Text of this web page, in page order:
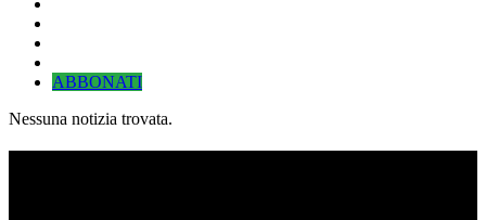
ABBONATI
Nessuna notizia trovata.